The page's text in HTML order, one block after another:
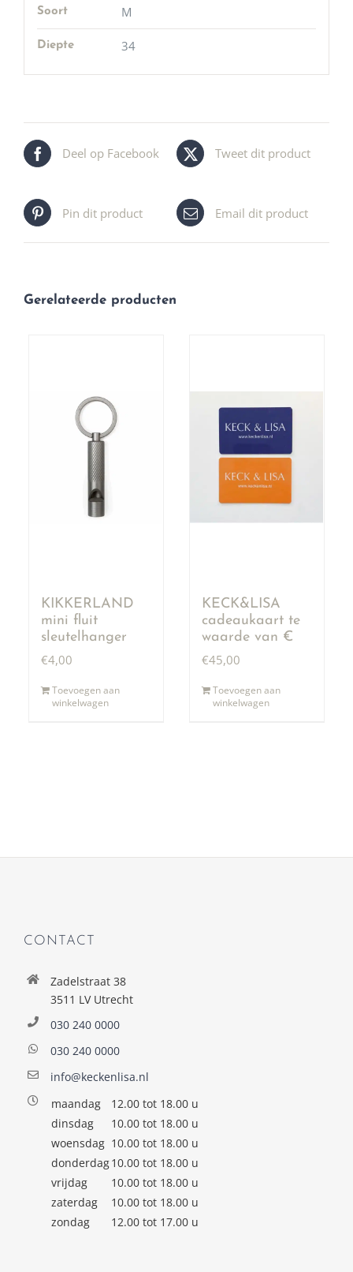
Soort M
Diepte 34
Deel op Facebook Tweet dit product
Pin dit product Email dit product
Gerelateerde producten
KIKKERLAND
mini fluit
sleutelhanger
€4,00
Toevoegen aan
winkelwagen
KECK&LISA
cadeaukaart te
waarde van €
50,00
€45,00
Toevoegen aan
winkelwagen
CONTACT
Zadelstraat 38
3511 LV Utrecht
030 240 0000
030 240 0000
info@keckenlisa.nl
maandag
12.00 tot 18.00 u
dinsdag
10.00 tot 18.00 u
woensdag 10.00 tot 18.00 u
donderdag10.00 tot 18.00 u
vrijdag
10.00 tot 18.00 u
zaterdag
10.00 tot 18.00 u
zondag
12.00 tot 17.00 u